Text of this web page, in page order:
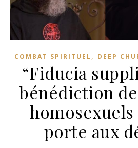
COMBAT SPIRITUEL, DEEP
“Fiducia
bénédiction
porte aux